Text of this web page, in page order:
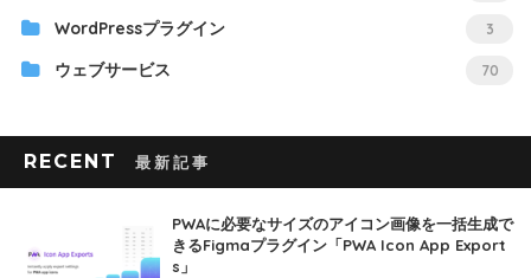
WordPressプラグイン 3
ウェブサービス 70
RECENT
PWAに必要なサイズのアイコン画像を一括生成で
きるFigmaプラグイン「PWA Icon App Export
s」